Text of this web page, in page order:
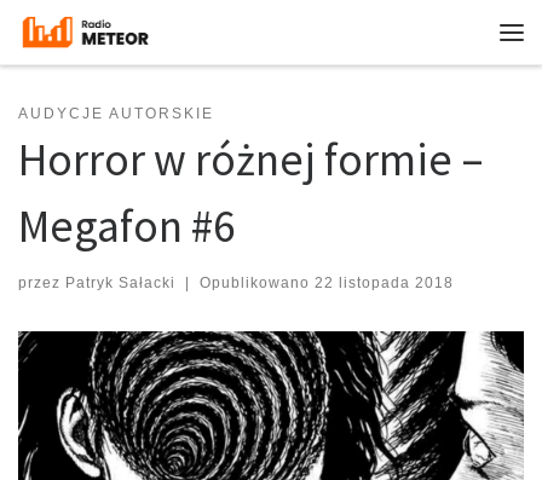
Przejdź do treści
AUDYCJE AUTORSKIE
Horror w różnej formie –
Megafon #6
przez Patryk Sałacki Opublikowano 22 listopada 2018